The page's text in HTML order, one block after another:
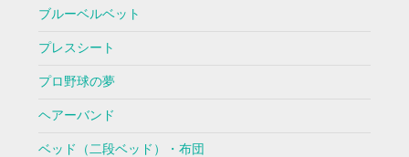
ブルーベルベット
プレスシート
プロ野球の夢
ヘアーバンド
ベッド（二段ベッド）・布団